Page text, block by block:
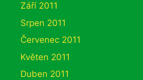
Září 2011
Srpen 2011
Červenec 2011
Květen 2011
Duben 2011